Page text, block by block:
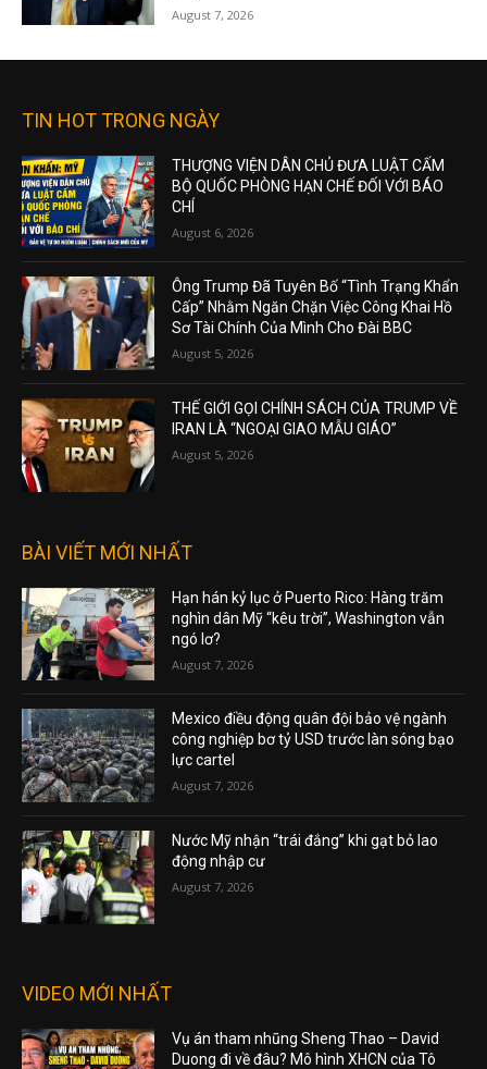
August 7, 2026
TIN HOT TRONG NGÀY
THƯỢNG VIỆN DÂN CHỦ ĐƯA LUẬT CẤM
BỘ QUỐC PHÒNG HẠN CHẾ ĐỐI VỚI BÁO
CHÍ
August 6, 2026
Ông Trump Đã Tuyên Bố “Tình Trạng Khẩn
Cấp” Nhằm Ngăn Chặn Việc Công Khai Hồ
Sơ Tài Chính Của Mình Cho Đài BBC
August 5, 2026
THẾ GIỚI GỌI CHÍNH SÁCH CỦA TRUMP VỀ
IRAN LÀ “NGOẠI GIAO MẪU GIÁO”
August 5, 2026
BÀI VIẾT MỚI NHẤT
Hạn hán kỷ lục ở Puerto Rico: Hàng trăm
nghìn dân Mỹ “kêu trời”, Washington vẫn
ngó lơ?
August 7, 2026
Mexico điều động quân đội bảo vệ ngành
công nghiệp bơ tỷ USD trước làn sóng bạo
lực cartel
August 7, 2026
Nước Mỹ nhận “trái đắng” khi gạt bỏ lao
động nhập cư
August 7, 2026
VIDEO MỚI NHẤT
Vụ án tham nhũng Sheng Thao – David
Duong đi về đâu? Mô hình XHCN của Tô